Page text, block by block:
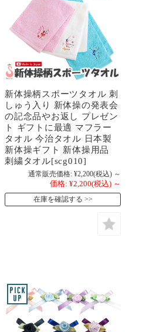
新体操柄スポーツタオル 刺
しゅう入り 新体操の発表会
の記念品やお返し プレゼン
ト ギフトに最適 マフラー
タオル 今治タオル 日本製
新体操ギフト 新体操用品
刺繍タオル[scg010]
通常販売価格: ¥2,200(税込) ～
価格: ¥2,200(税込) ～
在庫を確認する